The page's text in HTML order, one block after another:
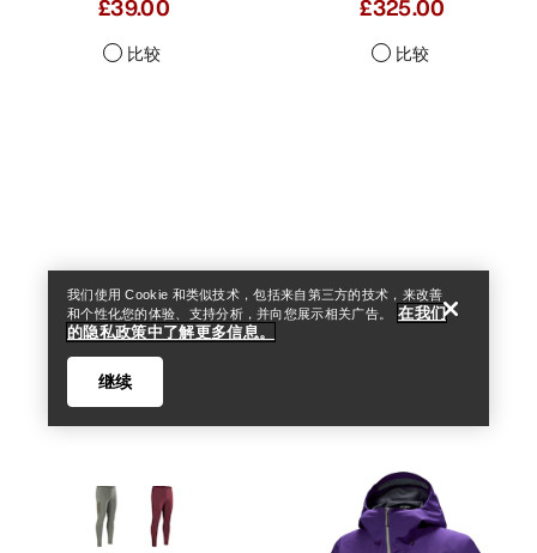
£39.00
比较
£325.00
比较
我们使用 Cookie 和类似技术，包括来自第三方的技术，来改善
和个性化您的体验、支持分析，并向您展示相关广告。
在我们
的隐私政策中了解更多信息。
继续